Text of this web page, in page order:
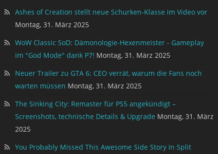
Ashes of Creation stellt neue Schurken-Klasse im Video vor
Montag, 31. März 2025
WoW Classic SoD: Dämonologie-Hexenmeister - Gameplay
im "God Mode" dank P7! Montag, 31. März 2025
Neuer Trailer zu GTA 6: CEO verrät, warum die Fans noch
warten müssen Montag, 31. März 2025
The Sinking City: Remaster für PS5 angekündigt –
Screenshots, technische Details & Upgrade Montag, 31. März
2025
You Probably Missed This Awesome Side Story In Split